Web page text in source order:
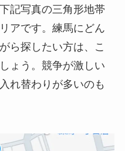
記写真の三角形地帯
アです。練馬にどん
ら探したい方は、こ
ょう。競争が激しい
れ替わりが多いのも